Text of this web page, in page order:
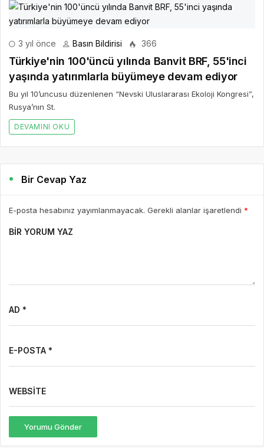
3 yıl önce Basın Bildirisi 366
Türkiye'nin 100'üncü yılında Banvit BRF, 55'inci
yaşında yatırımlarla büyümeye devam ediyor
Bu yıl 10’uncusu düzenlenen “Nevski Uluslararası Ekoloji Kongresi”,
Rusya’nın St.
DEVAMINI OKU
Bir Cevap Yaz
E-posta hesabınız yayımlanmayacak. Gerekli alanlar işaretlendi *
BIR YORUM YAZ
AD *
E-POSTA *
WEBSITE
Yorumu Gönder